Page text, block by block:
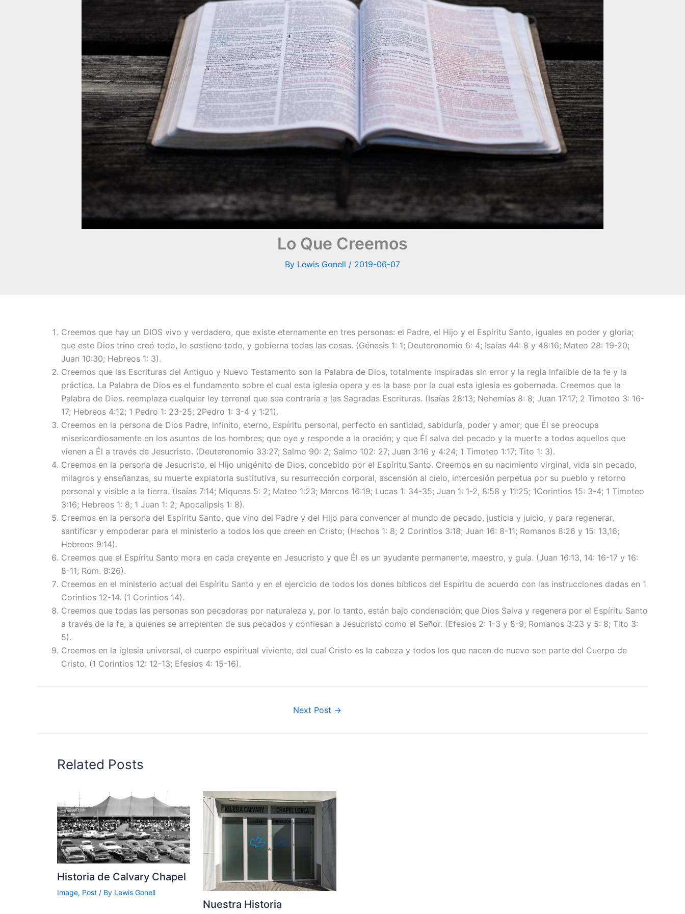
Lo Que Creemos
By Lewis Gonell / 2019-06-07
Creemos que hay un DIOS vivo y verdadero, que existe eternamente en tres personas: el Padre, el Hijo y el Espíritu Santo, iguales en poder y gloria;
que este Dios trino creó todo, lo sostiene todo, y gobierna todas las cosas. (Génesis 1: 1; Deuteronomio 6: 4; Isaías 44: 8 y 48:16; Mateo 28: 19-20;
Juan 10:30; Hebreos 1: 3).
Creemos que las Escrituras del Antiguo y Nuevo Testamento son la Palabra de Dios, totalmente inspiradas sin error y la regla infalible de la fe y la
práctica. La Palabra de Dios es el fundamento sobre el cual esta iglesia opera y es la base por la cual esta iglesia es gobernada. Creemos que la
Palabra de Dios. reemplaza cualquier ley terrenal que sea contraria a las Sagradas Escrituras. (Isaías 28:13; Nehemías 8: 8; Juan 17:17; 2 Timoteo 3: 16-
17; Hebreos 4:12; 1 Pedro 1: 23-25; 2Pedro 1: 3-4 y 1:21).
Creemos en la persona de Dios Padre, infinito, eterno, Espíritu personal, perfecto en santidad, sabiduría, poder y amor; que Él se preocupa
misericordiosamente en los asuntos de los hombres; que oye y responde a la oración; y que Él salva del pecado y la muerte a todos aquellos que
vienen a Él a través de Jesucristo. (Deuteronomio 33:27; Salmo 90: 2; Salmo 102: 27; Juan 3:16 y 4:24; 1 Timoteo 1:17; Tito 1: 3).
Creemos en la persona de Jesucristo, el Hijo unigénito de Dios, concebido por el Espíritu Santo. Creemos en su nacimiento virginal, vida sin pecado,
milagros y enseñanzas, su muerte expiatoria sustitutiva, su resurrección corporal, ascensión al cielo, intercesión perpetua por su pueblo y retorno
personal y visible a la tierra. (Isaías 7:14; Miqueas 5: 2; Mateo 1:23; Marcos 16:19; Lucas 1: 34-35; Juan 1: 1-2, 8:58 y 11:25; 1Corintios 15: 3-4; 1 Timoteo
3:16; Hebreos 1: 8; 1 Juan 1: 2; Apocalipsis 1: 8).
Creemos en la persona del Espíritu Santo, que vino del Padre y del Hijo para convencer al mundo de pecado, justicia y juicio, y para regenerar,
santificar y empoderar para el ministerio a todos los que creen en Cristo; (Hechos 1: 8; 2 Corintios 3:18; Juan 16: 8-11; Romanos 8:26 y 15: 13,16;
Hebreos 9:14).
Creemos que el Espíritu Santo mora en cada creyente en Jesucristo y que Él es un ayudante permanente, maestro, y guía. (Juan 16:13, 14: 16-17 y 16:
8-11; Rom. 8:26).
Creemos en el ministerio actual del Espíritu Santo y en el ejercicio de todos los dones bíblicos del Espíritu de acuerdo con las instrucciones dadas en 1
Corintios 12-14. (1 Corintios 14).
Creemos que todas las personas son pecadoras por naturaleza y, por lo tanto, están bajo condenación; que Dios Salva y regenera por el Espíritu Santo
a través de la fe, a quienes se arrepienten de sus pecados y confiesan a Jesucristo como el Señor. (Efesios 2: 1-3 y 8-9; Romanos 3:23 y 5: 8; Tito 3:
5).
Creemos en la iglesia universal, el cuerpo espiritual viviente, del cual Cristo es la cabeza y todos los que nacen de nuevo son parte del Cuerpo de
Cristo. (1 Corintios 12: 12-13; Efesios 4: 15-16).
Next Post →
Related Posts
Historia de Calvary Chapel
Image, Post / By Lewis Gonell
Nuestra Historia